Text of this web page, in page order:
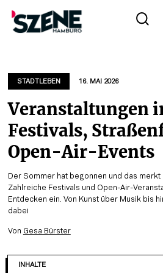
springenSTADTLEBEN 16. MAI 2026
Veranstaltungen
Festivals,
Open-Air-Events
Der Sommer hat begonnen und das merkt
Zahlreiche Festivals und Open-Air-
Entdecken ein. Von Kunst über Musik bis
dabei
Von Gesa Bürster
INHALTE